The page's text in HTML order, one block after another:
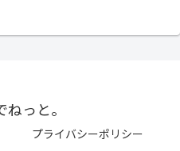
プライバシーポリシー